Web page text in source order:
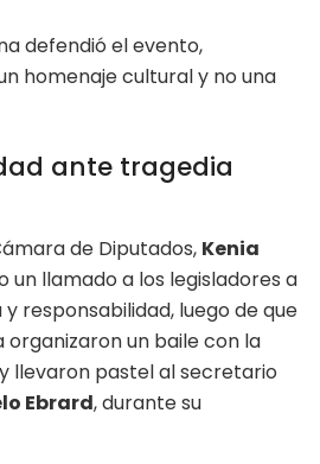
defendió el evento,
homenaje cultural y no una
ante tragedia
de Diputados, Kenia
un llamado a los legisladores a
responsabilidad, luego de que
organizaron un baile con la
y llevaron pastel al secretario
Ebrard, durante su